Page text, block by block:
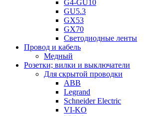
G4-GU10
GU5.3
GX53
GX70
Светодиодные ленты
Провод и кабель
Медный
Розетки; вилки и выключатели
Для скрытой проводки
ABB
Legrand
Schneider Electric
VI-KO